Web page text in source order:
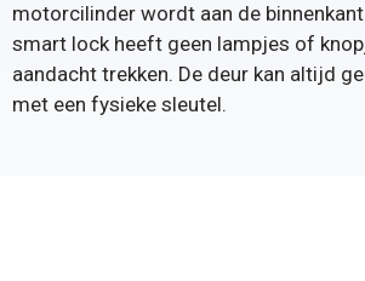
motorcilinder wordt aan de
smart lock heeft geen lampjes of
aandacht trekken. De deur kan altijd
met een fysieke sleutel.